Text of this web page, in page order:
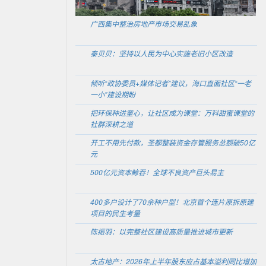
广西集中整治房地产市场交易乱象
秦贝贝：坚持以人民为中心实施老旧小区改造
倾听“政协委员+媒体记者”建议，海口直面社区“一老
一小”建设期盼
把环保种进童心，让社区成为课堂：万科甜蜜课堂的
社群深耕之道
开工不用先付款，圣都整装资金存管服务总额破50亿
元
500亿元资本鲸吞！全球不良资产巨头易主
400多户设计了70余种户型！北京首个连片原拆原建
项目的民生考量
陈振羽：以完整社区建设高质量推进城市更新
太古地产：2026年上半年股东应占基本溢利同比增加